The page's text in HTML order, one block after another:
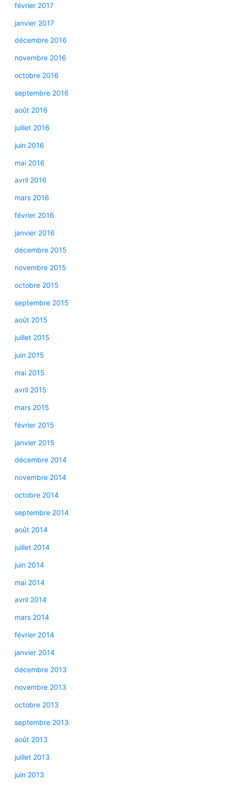
février 2017
janvier 2017
décembre 2016
novembre 2016
octobre 2016
septembre 2016
août 2016
juillet 2016
juin 2016
mai 2016
avril 2016
mars 2016
février 2016
janvier 2016
décembre 2015
novembre 2015
octobre 2015
septembre 2015
août 2015
juillet 2015
juin 2015
mai 2015
avril 2015
mars 2015
février 2015
janvier 2015
décembre 2014
novembre 2014
octobre 2014
septembre 2014
août 2014
juillet 2014
juin 2014
mai 2014
avril 2014
mars 2014
février 2014
janvier 2014
décembre 2013
novembre 2013
octobre 2013
septembre 2013
août 2013
juillet 2013
juin 2013